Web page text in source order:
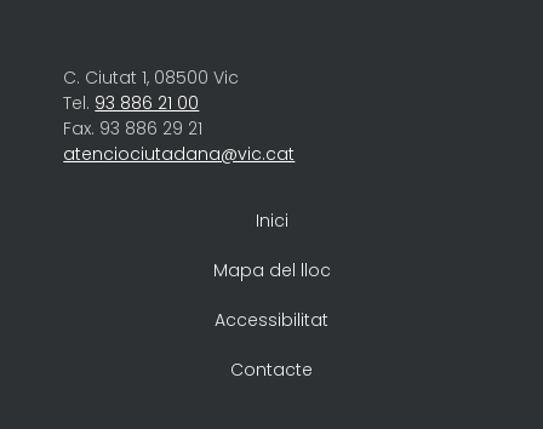
C. Ciutat 1, 08500 Vic
Tel. 93 886 21 00
Fax. 93 886 29 21
atenciociutadana@vic.cat
Inici
Mapa del lloc
Accessibilitat
Contacte